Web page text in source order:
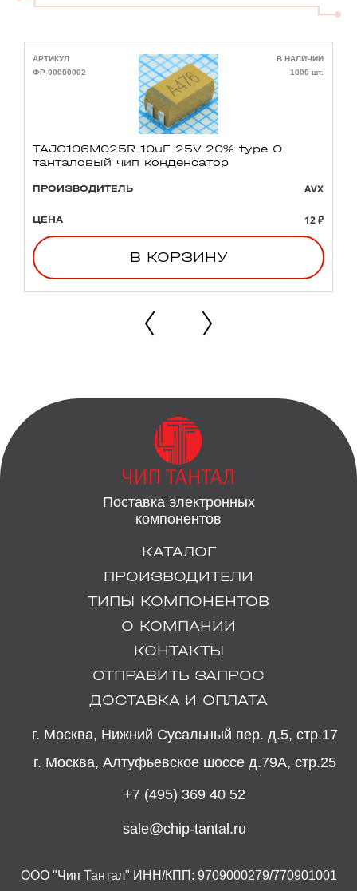
АРТИКУЛ
ФР-00000002
В НАЛИЧИИ
1000 шт.
TAJC106M025R 10uF 25V 20% type C
танталовый чип конденсатор
ПРОИЗВОДИТЕЛЬ AVX
ЦЕНА 12 ₽
В КОРЗИНУ
Поставка электронных
компонентов
КАТАЛОГ
ПРОИЗВОДИТЕЛИ
ТИПЫ КОМПОНЕНТОВ
О КОМПАНИИ
КОНТАКТЫ
ОТПРАВИТЬ ЗАПРОС
ДОСТАВКА И ОПЛАТА
г. Москва, Нижний Сусальный пер. д.5, стр.17
г. Москва, Алтуфьевское шоссе д.79А, стр.25
+7 (495) 369 40 52
sale@chip-tantal.ru
ООО "Чип Тантал" ИНН/КПП: 9709000279/770901001